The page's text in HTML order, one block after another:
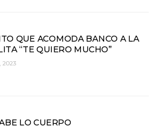
QUE ACOMODA BANCO A LA
“TE QUIERO MUCHO”
2023
LO CUERPO